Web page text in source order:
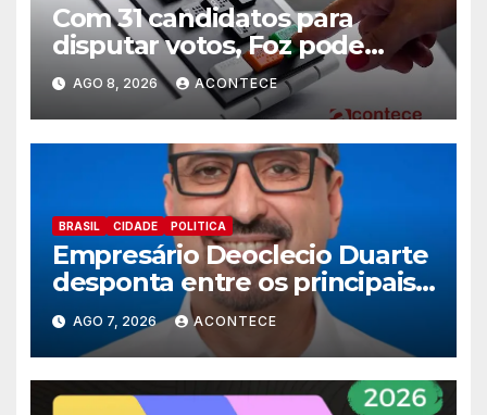
Com 31 candidatos para
disputar votos, Foz pode
perder representatividade
AGO 8, 2026 ACONTECE
BRASIL CIDADE POLITICA
Empresário Deoclecio Duarte
desponta entre os principais
nomes do União Brasil para
deputado estadual
AGO 7, 2026 ACONTECE